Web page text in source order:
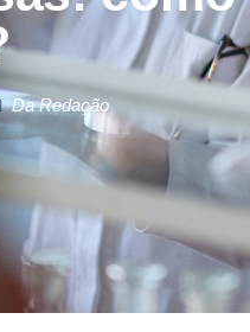
Da Redação